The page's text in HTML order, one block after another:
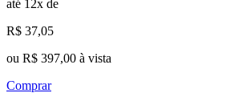
até 12x de
R$ 37,05
ou R$ 397,00 à vista
Comprar